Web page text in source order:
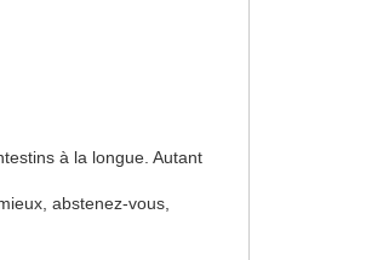
à la longue. Autant
abstenez-vous,